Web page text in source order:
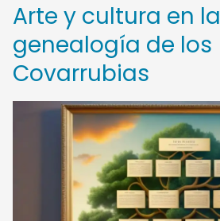
Arte y cultura en la
genealogía de los
Covarrubias